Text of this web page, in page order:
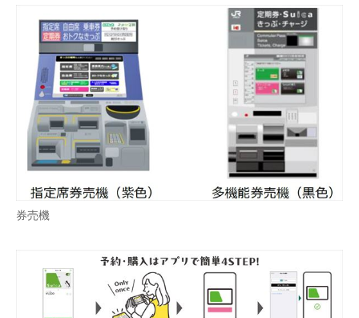
ビジネスと働き方のヒント
AI活用のいまが分かる
企業ITのトレンドを詳説
経営リーダーのコミュニティ
マーケ×ITの今がよく分かる
ITエンジニア向け専門サイト
IT製品の技術・比較・事例
製造業のIT導入・活用を支援
券売機